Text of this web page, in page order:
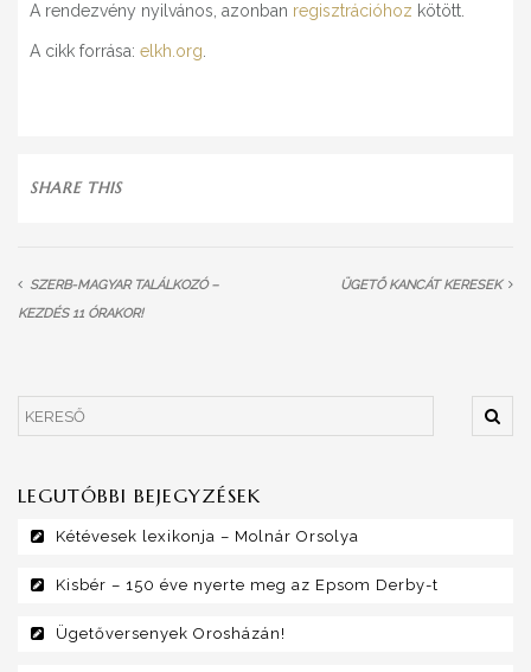
A rendezvény nyilvános, azonban regisztrációhoz kötött.
A cikk forrása: elkh.org
SHARE THIS
SZERB-MAGYAR TALÁLKOZÓ –
KEZDÉS 11 ÓRAKOR!
ÜGETŐ KANCÁT KERESEK
LEGUTÓBBI BEJEGYZÉSEK
Kétévesek lexikonja – Molnár Orsolya
Kisbér – 150 éve nyerte meg az Epsom Derby-t
Ügetőversenyek Orosházán!